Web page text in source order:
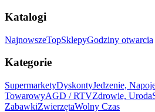
Katalogi
NajnowszeTopSklepyGodziny otwarcia
Kategorie
SupermarketyDyskontyJedzenie,
TowarowyAGD / RTVZdrowie, Uroda
ZabawkiZwierzętaWolny Czas